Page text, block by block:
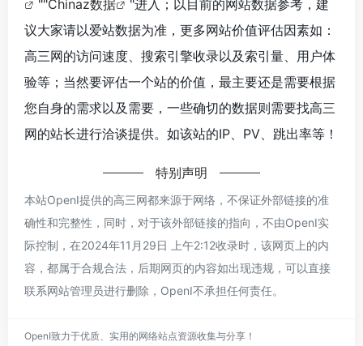
""Chinaz数据
"进入；以目前的网站数据参考，建
议大家请以爱站数据为准，更多网站价值评估因素如：
高三网的访问速度、搜索引擎收录以及索引量、用户体
验等；当然要评估一个站的价值，最主要还是需要根据
您自身的需求以及需要，一些确切的数据则需要找高三
网的站长进行洽谈提供。如该站的IP、PV、跳出率等！
特别声明
本站OpenI提供的高三网都来源于网络，不保证外部链接的准
确性和完整性，同时，对于该外部链接的指向，不由OpenI实
际控制，在2024年11月29日 上午2:12收录时，该网页上的内
容，都属于合规合法，后期网页的内容如出现违规，可以直接
联系网站管理员进行删除，OpenI不承担任何责任。
OpenI致力于优质、实用的网络站点资源收集与分享！